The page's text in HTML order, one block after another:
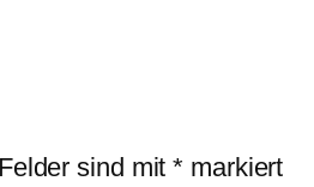
sind mit* markiert